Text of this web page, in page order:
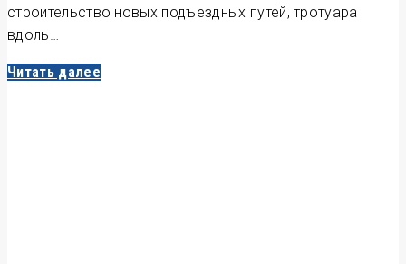
строительство новых подъездных путей, тротуара
вдоль…
Читать далее